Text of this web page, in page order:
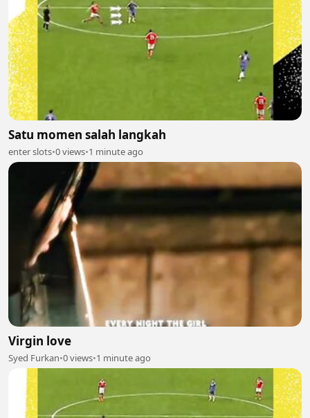
Satu momen salah langkah
enter slots•0 views•1 minute ago
Virgin love
Syed Furkan•0 views•1 minute ago